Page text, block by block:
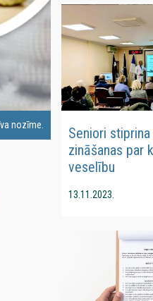
nozīme.
Seniori
zināšanas par
veselību
13.11.2023.